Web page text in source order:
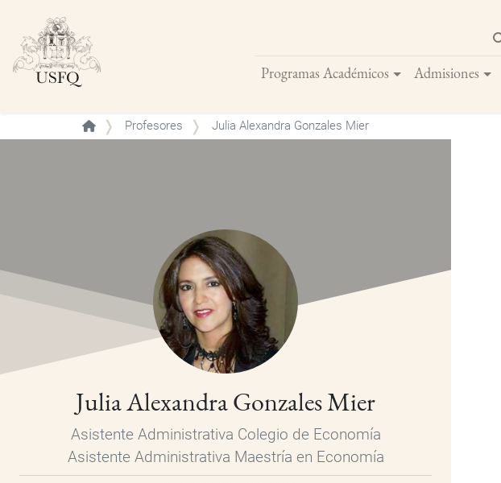
Programas Académicos Admisiones
Buscar
Profesores Julia Alexandra Gonzales Mier
Julia Alexandra Gonzales Mier
Asistente Administrativa Colegio de Economía
Asistente Administrativa Maestría en Economía